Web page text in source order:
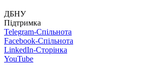
ДБНУ
Підтримка
Telegram-Спільнота
Facebook-Спільнота
LinkedIn-Сторінка
YouTube